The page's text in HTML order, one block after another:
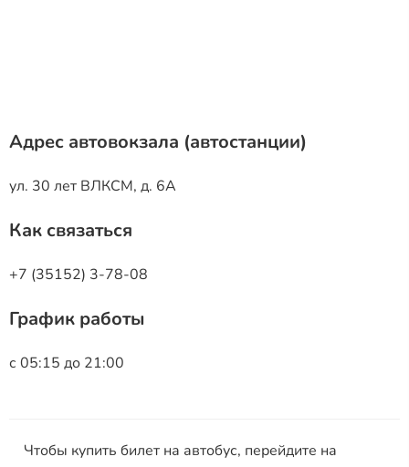
Адрес автовокзала (автостанции)
ул. 30 лет ВЛКСМ, д. 6А
Как связаться
+7 (35152) 3-78-08
График работы
с 05:15 до 21:00
Чтобы купить билет на автобус, перейдите на